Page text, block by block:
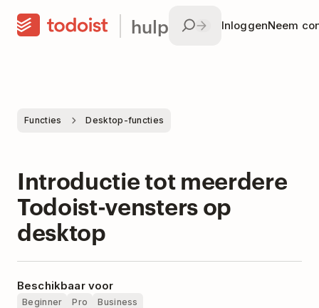
hulp InloggenNeem
Functies Desktop-functies
Introductie tot meerdere
Todoist-vensters op
desktop
Beschikbaar voor
Beginner Pro Business